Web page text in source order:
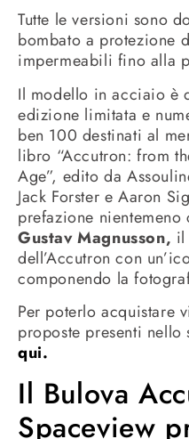
Tutte le versioni sono
bombato a protezione
impermeabili fino alla
Il modello in acciaio è
edizione limitata e
ben 100 destinati al
libro “Accutron: from
Age”, edito da
Jack Forster e Aaron
prefazione
Gustav Magnusson, il
dell’Accutron con
componendo la
Per poterlo acquistare
proposte presenti nello
qui.
Il Bulova
Spaceview